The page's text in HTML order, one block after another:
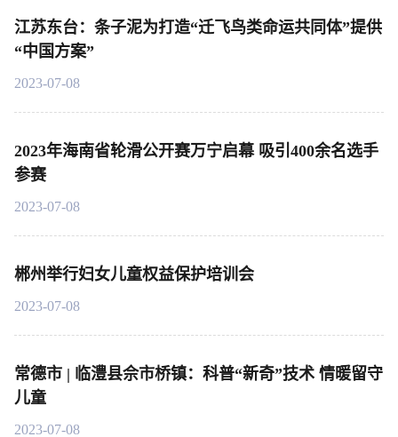
江苏东台：条子泥为打造“迁飞鸟类命运共同体”提供
“中国方案”
2023-07-08
2023年海南省轮滑公开赛万宁启幕 吸引400余名选手
参赛
2023-07-08
郴州举行妇女儿童权益保护培训会
2023-07-08
常德市 | 临澧县佘市桥镇：科普“新奇”技术 情暖留守
儿童
2023-07-08